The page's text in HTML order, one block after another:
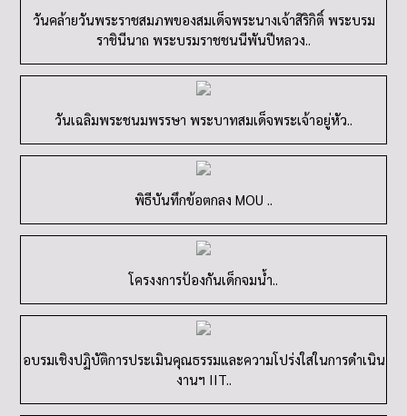
วันคล้ายวันพระราชสมภพของสมเด็จพระนางเจ้าสิริกิติ์ พระบรม
ราชินีนาถ พระบรมราชชนนีพันปีหลวง..
วันเฉลิมพระชนมพรรษา พระบาทสมเด็จพระเจ้าอยู่หัว..
พิธีบันทึกข้อตกลง MOU ..
โครงงการป้องกันเด็กจมน้ำ..
อบรมเชิงปฏิบัติการประเมินคุณธรรมและความโปร่งใสในการดำเนิน
งานฯ IIT..